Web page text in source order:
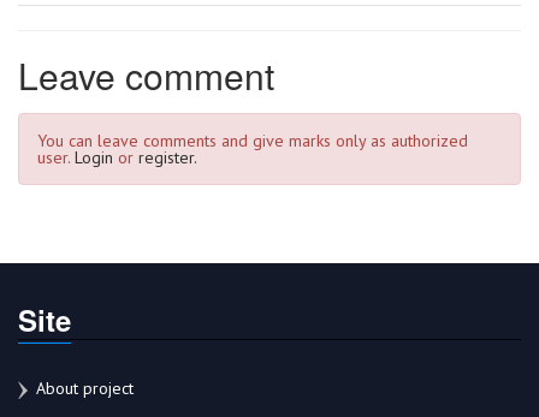
Leave comment
You can leave comments and give marks only as authorized
user. Login or register.
Site
About project